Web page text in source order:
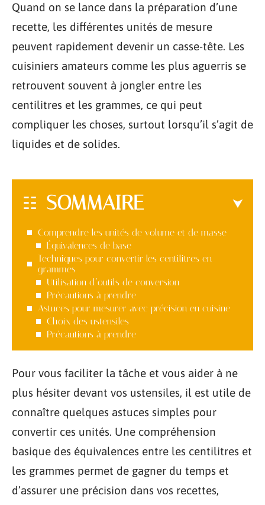
Quand on se lance dans la préparation d’une
recette, les différentes unités de mesure
peuvent rapidement devenir un casse-tête. Les
cuisiniers amateurs comme les plus aguerris se
retrouvent souvent à jongler entre les
centilitres et les grammes, ce qui peut
compliquer les choses, surtout lorsqu’il s’agit de
liquides et de solides.
SOMMAIRE
Comprendre les unités de volume et de masse
Équivalences de base
Techniques pour convertir les centilitres en
grammes
Utilisation d’outils de conversion
Précautions à prendre
Astuces pour mesurer avec précision en cuisine
Choix des ustensiles
Précautions à prendre
Pour vous faciliter la tâche et vous aider à ne
plus hésiter devant vos ustensiles, il est utile de
connaître quelques astuces simples pour
convertir ces unités. Une compréhension
basique des équivalences entre les centilitres et
les grammes permet de gagner du temps et
d’assurer une précision dans vos recettes,